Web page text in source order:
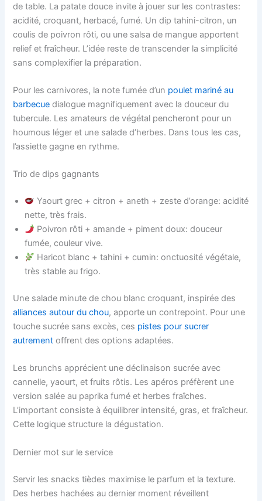
de table. La patate douce invite à jouer sur les contrastes:
acidité, croquant, herbacé, fumé. Un dip tahini-citron, un
coulis de poivron rôti, ou une salsa de mangue apportent
relief et fraîcheur. L’idée reste de transcender la simplicité
sans complexifier la préparation.
Pour les carnivores, la note fumée d’un poulet mariné au
barbecue dialogue magnifiquement avec la douceur du
tubercule. Les amateurs de végétal pencheront pour un
houmous léger et une salade d’herbes. Dans tous les cas,
l’assiette gagne en rythme.
Trio de dips gagnants
Yaourt grec + citron + aneth + zeste d’orange: acidité
nette, très frais.
Poivron rôti + amande + piment doux: douceur
fumée, couleur vive.
Haricot blanc + tahini + cumin: onctuosité végétale,
très stable au frigo.
Une salade minute de chou blanc croquant, inspirée des
alliances autour du chou, apporte un contrepoint. Pour une
touche sucrée sans excès, ces pistes pour sucrer
autrement offrent des options adaptées.
Les brunchs apprécient une déclinaison sucrée avec
cannelle, yaourt, et fruits rôtis. Les apéros préfèrent une
version salée au paprika fumé et herbes fraîches.
L’important consiste à équilibrer intensité, gras, et fraîcheur.
Cette logique structure la dégustation.
Dernier mot sur le service
Servir les snacks tièdes maximise le parfum et la texture.
Des herbes hachées au dernier moment réveillent